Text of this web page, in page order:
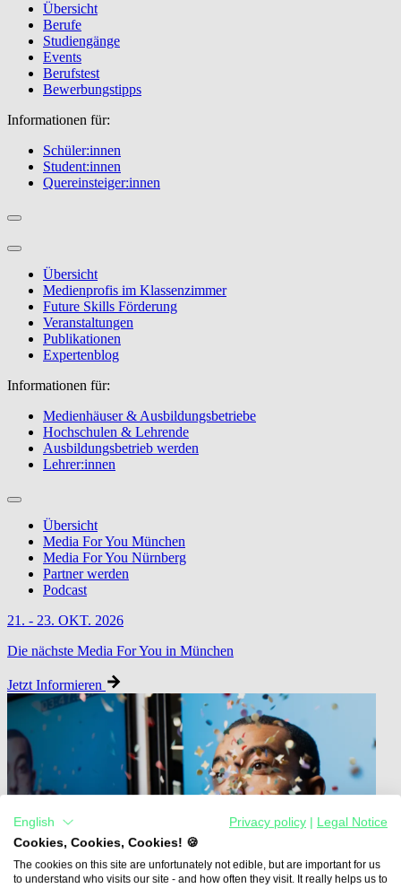
Übersicht
Berufe
Studiengänge
Events
Berufstest
Bewerbungstipps
Informationen für:
Schüler:innen
Student:innen
Quereinsteiger:innen
Übersicht
Medienprofis im Klassenzimmer
Future Skills Förderung
Veranstaltungen
Publikationen
Expertenblog
Informationen für:
Medienhäuser & Ausbildungsbetriebe
Hochschulen & Lehrende
Ausbildungsbetrieb werden
Lehrer:innen
Übersicht
Media For You München
Media For You Nürnberg
Partner werden
Podcast
21. - 23. OKT. 2026
Die nächste Media For You in München
Jetzt Informieren
English Privacy policy
Legal Notice
Cookies, Cookies, Cookies! 🍪
The cookies on this site are unfortunately not edible, but are important for us
to understand who visits our site - and how often they visit. It really helps us to